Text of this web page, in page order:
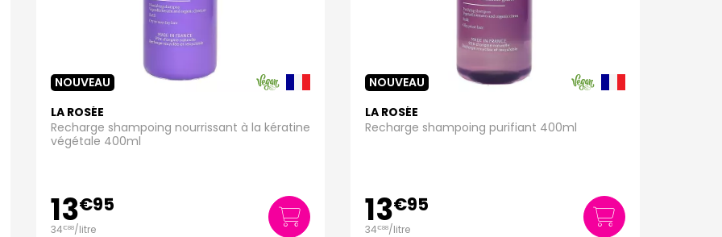
NOUVEAU
LA ROSÉE
Recharge shampoing nourrissant à la kératine
végétale 400ml
13€95
34€88/litre
NOUVEAU
LA ROSÉE
Recharge shampoing purifiant 400ml
13€95
34€88/litre